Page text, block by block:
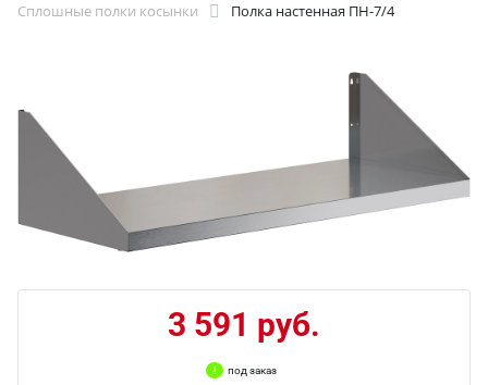
Сплошные полки косынки
Полка настенная ПН-7/4
3 591 руб.
под заказ